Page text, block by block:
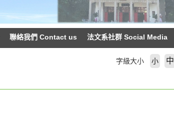
聯絡我們 Contact us 法文系社群 Social Media
字級大小 小 中